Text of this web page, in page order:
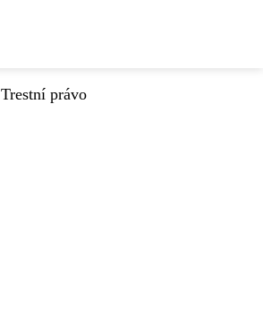
Trestní právo